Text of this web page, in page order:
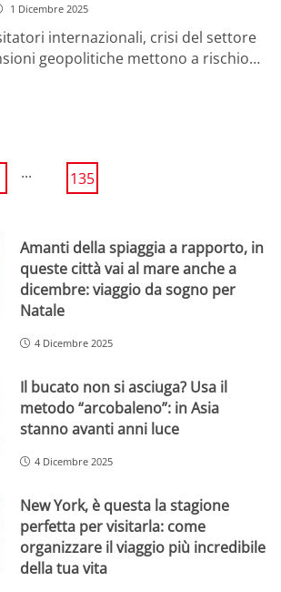
1 Dicembre 2025
internazionali, crisi del settore
geopolitiche mettono a rischio…
... 135
Amanti della spiaggia a rapporto, in
queste città vai al mare anche a
dicembre: viaggio da sogno per
Natale
4 Dicembre 2025
Il bucato non si asciuga? Usa il
metodo “arcobaleno”: in Asia
stanno avanti anni luce
4 Dicembre 2025
New York, è questa la stagione
perfetta per visitarla: come
organizzare il viaggio più incredibile
della tua vita